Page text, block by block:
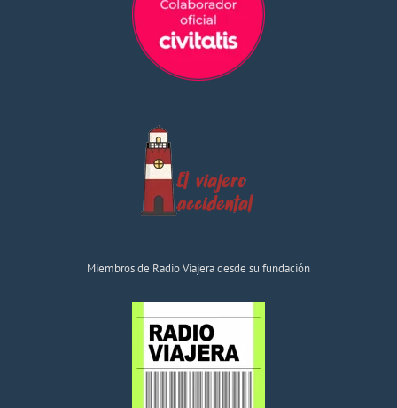
Miembros de Radio Viajera desde su fundación